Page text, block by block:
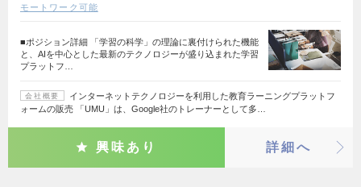
モートワーク可能
■ポジション詳細 「学習の科学」の理論に裏付けられた機能
と、AIを中心とした最新のテクノロジーが盛り込まれた学習
プラットフ…
会社概要
インターネットテクノロジーを利用した教育ラーニングプラットフ
ォームの販売 「UMU」は、Google社のトレーナーとして多…
興味あり 詳細へ